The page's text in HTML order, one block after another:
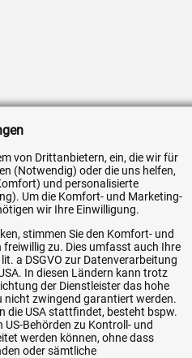
von Drittanbietern, ein, die wir für
(Notwendig) oder die uns helfen,
und personalisierte
Um die Komfort- und Marketing-
wir Ihre Einwilligung.
stimmen Sie den Komfort- und
zu. Dies umfasst auch Ihre
a DSGVO zur Datenverarbeitung
In diesen Ländern kann trotz
der Dienstleister das hohe
nicht zwingend garantiert werden.
die USA stattfindet, besteht bspw.
US-Behörden zu Kontroll- und
werden können, ohne dass
oder sämtliche